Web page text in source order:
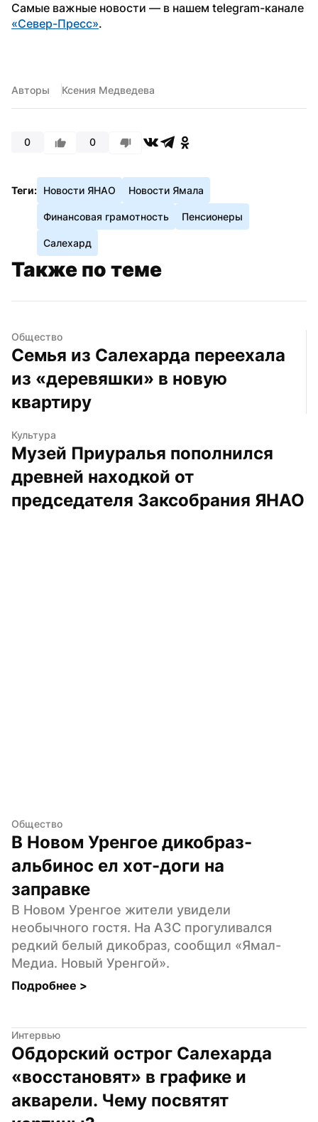
«Север-Пресс».
Авторы Ксения Медведева
0 0
Теги: Новости ЯНАО Новости Ямала
Финансовая грамотность Пенсионеры
Салехард
Также по теме
Общество
Семья из Салехарда переехала
из «деревяшки» в новую
квартиру
Культура
Музей Приуралья пополнился
древней находкой от
председателя Заксобрания ЯНАО
Общество
В Новом Уренгое дикобраз-
альбинос ел хот-доги на
заправке
В Новом Уренгое жители увидели
необычного гостя. На АЗС прогуливался
редкий белый дикобраз, сообщил «Ямал-
Медиа. Новый Уренгой».
Подробнее >
Интервью
Обдорский острог Салехарда
«восстановят» в графике и
акварели. Чему посвятят